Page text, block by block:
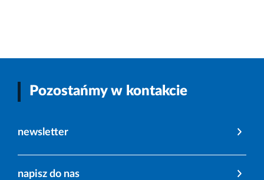
Pozostańmy w kontakcie
newsletter
napisz do nas